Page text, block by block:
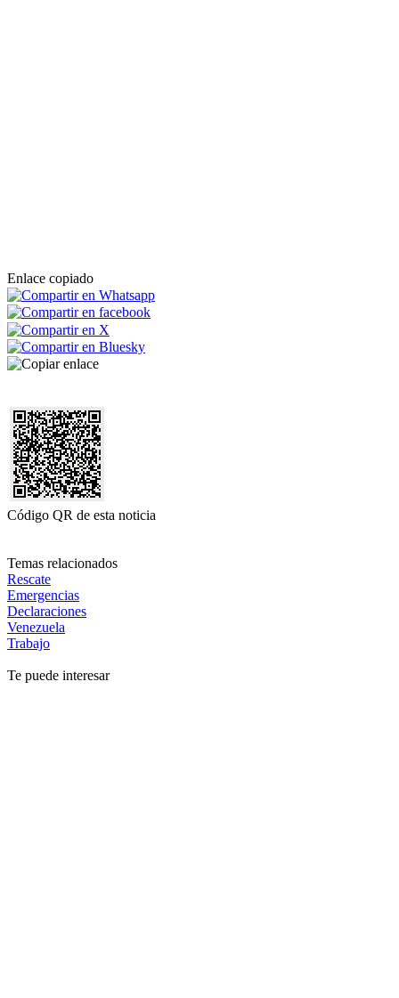
Enlace copiado
Código QR de esta noticia
Temas relacionados
Rescate
Emergencias
Declaraciones
Venezuela
Trabajo
Te puede interesar